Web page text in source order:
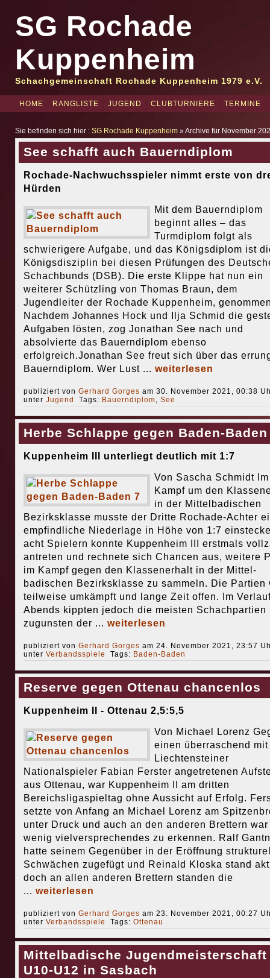
SG Rochade
Kuppenheim
Schachgemeinschaft Rochade Kuppenheim 1979 e.V.
HOME RANGLISTE JUGEND CLUBTURNIERE TERMINE
Sie befinden sich hier : SG Rochade Kuppenheim» Archive für November
See schafft auch Bauerndiplom
Rochade-Nachwuchsspieler nimmt erste von
Hürden
Mit dem Bauerndiplom
beginnt alles – das
Turmdiplom folgt als
schwierigere Aufgabe, und das Königsdiplom ist
Königsdisziplin bei diesen Prüfungen des
Schachbunds (DSB). Die erste Klippe hat nun ein
weiterer Schützling von Thomas Braun, dem
Jugendleiter der Rochade Kuppenheim,
Nachdem Johannes Hock und Ilja Schmid die
Aufgaben lösten, zog Jonathan See nach und
absolvierte das Bauerndiplom ebenso
erfolgreich.Jonathan See freut sich über das
Bauerndiplom. Wer Lust ... weiterlesen
publiziert von Gerhard Gorges am 30. November 2021, 00:38
unter Jugend Tags: Bauerndiplom, See
Herbe Schlappe gegen Baden-Baden
Kuppenheim III unterliegt deutlich mit 1:7
Von Sascha Schmidt Im
Kampf um den
in der Mittelbadischen
Bezirksklasse musste der Dritte Rochade-Achter
empfindliche Niederlage in Höhe von 1:7
acht Spielern konnte Kuppenheim III erstmals
antreten und rechnete sich Chancen aus, weitere
im Kampf gegen den Klassenerhalt in der Mittel-
badischen Bezirksklasse zu sammeln. Die Partien
teilweise umkämpft und lange Zeit offen. Im
Abends kippten jedoch die meisten Schachpartien
zugunsten der ... weiterlesen
publiziert von Gerhard Gorges am 24. November 2021, 23:57
unter Verbandsspiele Tags: Baden-Baden
Reserve gegen Ottenau chancenlos
Kuppenheim II - Ottenau 2,5:5,5
Von Michael Lorenz
einen überraschend mit
Liechtensteiner
Nationalspieler Fabian Ferster angetretenen
aus Ottenau, war Kuppenheim II am dritten
Bereichsligaspieltag ohne Aussicht auf Erfolg.
setzte von Anfang an Michael Lorenz am
unter Druck und auch an den anderen Brettern war
wenig vielversprechendes zu erkennen. Ralf
hatte seinem Gegenüber in der Eröffnung
Schwächen zugefügt und Reinald Kloska stand
doch an allen anderen Brettern standen die
... weiterlesen
publiziert von Gerhard Gorges am 23. November 2021, 00:27
unter Verbandsspiele Tags: Ottenau
Mittelbadische Jugendmeisterschaft
U10-U12 in Sasbach